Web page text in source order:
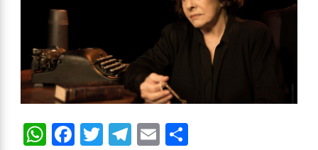
WhatsApp
Facebook
Twitter
Telegram
Email